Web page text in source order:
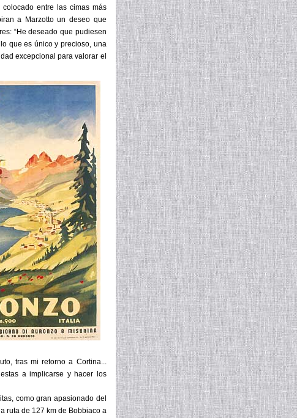
entre las cimas más
a Marzotto un deseo que
“He deseado que pudiesen
que es único y precioso, una
excepcional para valorar el
tras mi retorno a Cortina...
a implicarse y hacer los
como gran apasionado del
ruta de 127 km de Bobbiaco a